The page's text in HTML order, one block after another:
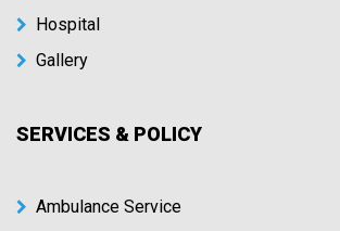
Hospital
Gallery
SERVICES & POLICY
Ambulance Service